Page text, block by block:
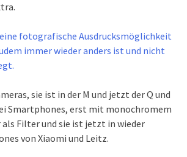
fotografische Ausdrucksmöglichkeit
immer wieder anders ist und nicht
sie ist in der M und jetzt der Q und
Smartphones, erst mit monochromem
als Filter und sie ist jetzt in wieder
von Xiaomi und Leitz.